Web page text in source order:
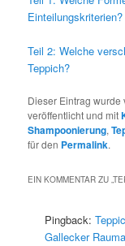
Einteilungskriterien?
Teil 2: Welche
Teppich?
Dieser Eintrag
veröffentlicht und mit
Shampoonierung,
für den Permalink.
EIN KOMMENTAR ZU „
Pingback:
Gallecker